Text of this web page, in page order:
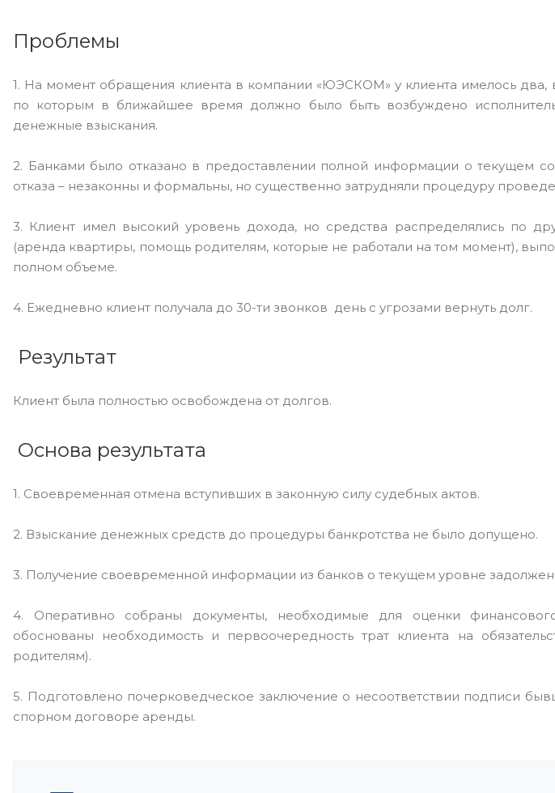
Проблемы
1. На момент обращения клиента в компании «ЮЭСКОМ» у клиента имелось два,
по которым в ближайшее время должно было быть возбуждено
денежные взыскания.
2. Банками было отказано в предоставлении полной информации о текущем
отказа – незаконны и формальны, но существенно затрудняли процедуру
3. Клиент имел высокий уровень дохода, но средства распределялись по
(аренда квартиры, помощь родителям, которые не работали на том момент),
полном объеме.
4. Ежедневно клиент получала до 30-ти звонков день с угрозами вернуть долг.
Результат
Клиент была полностью освобождена от долгов.
Основа результата
1. Своевременная отмена вступивших в законную силу судебных актов.
2. Взыскание денежных средств до процедуры банкротства не было допущено.
3. Получение своевременной информации из банков о текущем уровне
4. Оперативно собраны документы, необходимые для оценки
обоснованы необходимость и первоочередность трат клиента на
родителям).
5. Подготовлено почерковедческое заключение о несоответствии подписи
спорном договоре аренды.